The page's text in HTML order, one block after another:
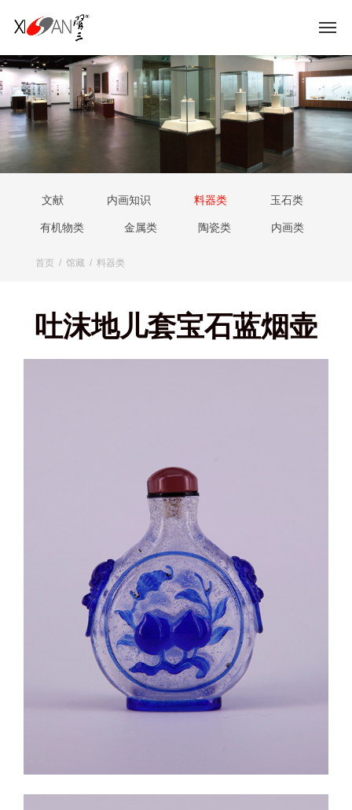
文献 内画知识 料器类 玉石类
有机物类 金属类 陶瓷类 内画类
首页 / 馆藏 / 料器类
吐沫地儿套宝石蓝烟壶